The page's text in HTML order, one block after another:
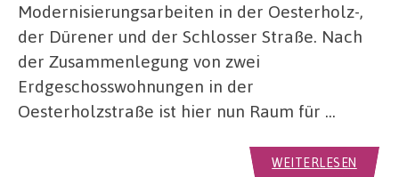
Modernisierungsarbeiten in der Oesterholz-,
der Dürener und der Schlosser Straße. Nach
der Zusammenlegung von zwei
Erdgeschosswohnungen in der
Oesterholzstraße ist hier nun Raum für …
WEITERLESEN